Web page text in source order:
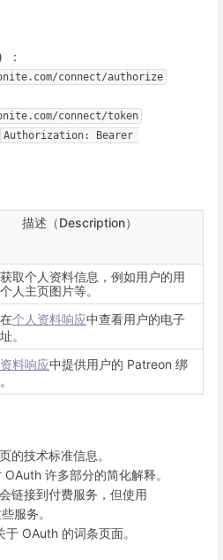
：
connect/authorize
connect/token
Authorization: Bearer
描述（Description）
取个人资料信息，例如用户的用
人主页图片等。
个人资料响应中查看用户的电子
。
料响应中提供用户的 Patreon 绑
的技术标准信息。
OAuth 许多部分的简化解释。
链接到付费服务，但使用
服务。
OAuth 的词条页面。